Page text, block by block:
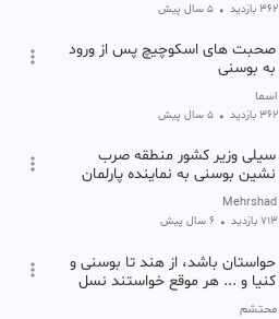
362 بازدید • 5 سال پیش
صحبت های اسکوچیچ پس از ورود
به بوسنی
اسما
362 بازدید • 5 سال پیش
سیلی وزیر کشور منطقه صرب
نشین بوسنی به نماینده پارلمان
Mehrshad
713 بازدید • 6 سال پیش
حواستان باشد، از هند تا بوسنی و
کنیا و ... هر موقع خواستند نسل
کشی کنند گفته اند
محتشم